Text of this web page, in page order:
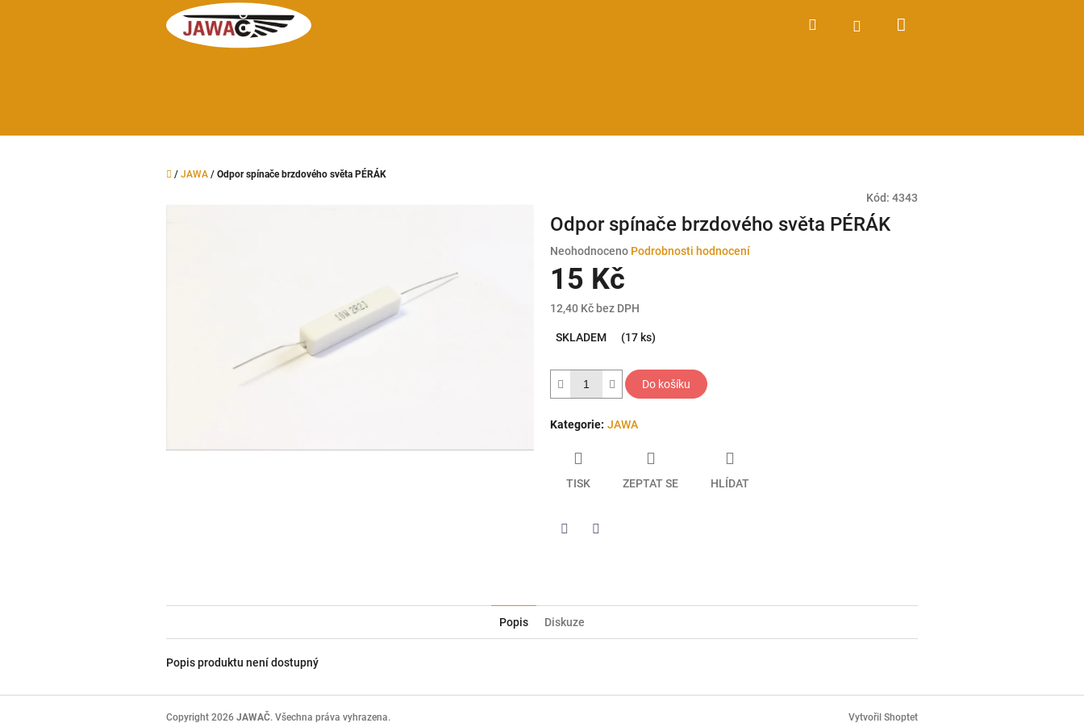
Hledat Přihlášení
Domů
/ JAWA / Odpor spínače brzdového světa PÉRÁK
Kód: 4343
Odpor spínače brzdového světa PÉRÁK
Průměrné
hodnocení
produktu
0,0
Neohodnoceno Podrobnosti hodnocení
15 Kč
12,40 Kč bez DPH
cena:
SKLADEM (17 ks)
Do košíku
Kategorie: JAWA
TISK ZEPTAT SE HLÍDAT
Popis Diskuze
Popis produktu není dostupný
Vytvořil Shoptet
Copyright 2026 JAWAČ. Všechna práva vyhrazena.